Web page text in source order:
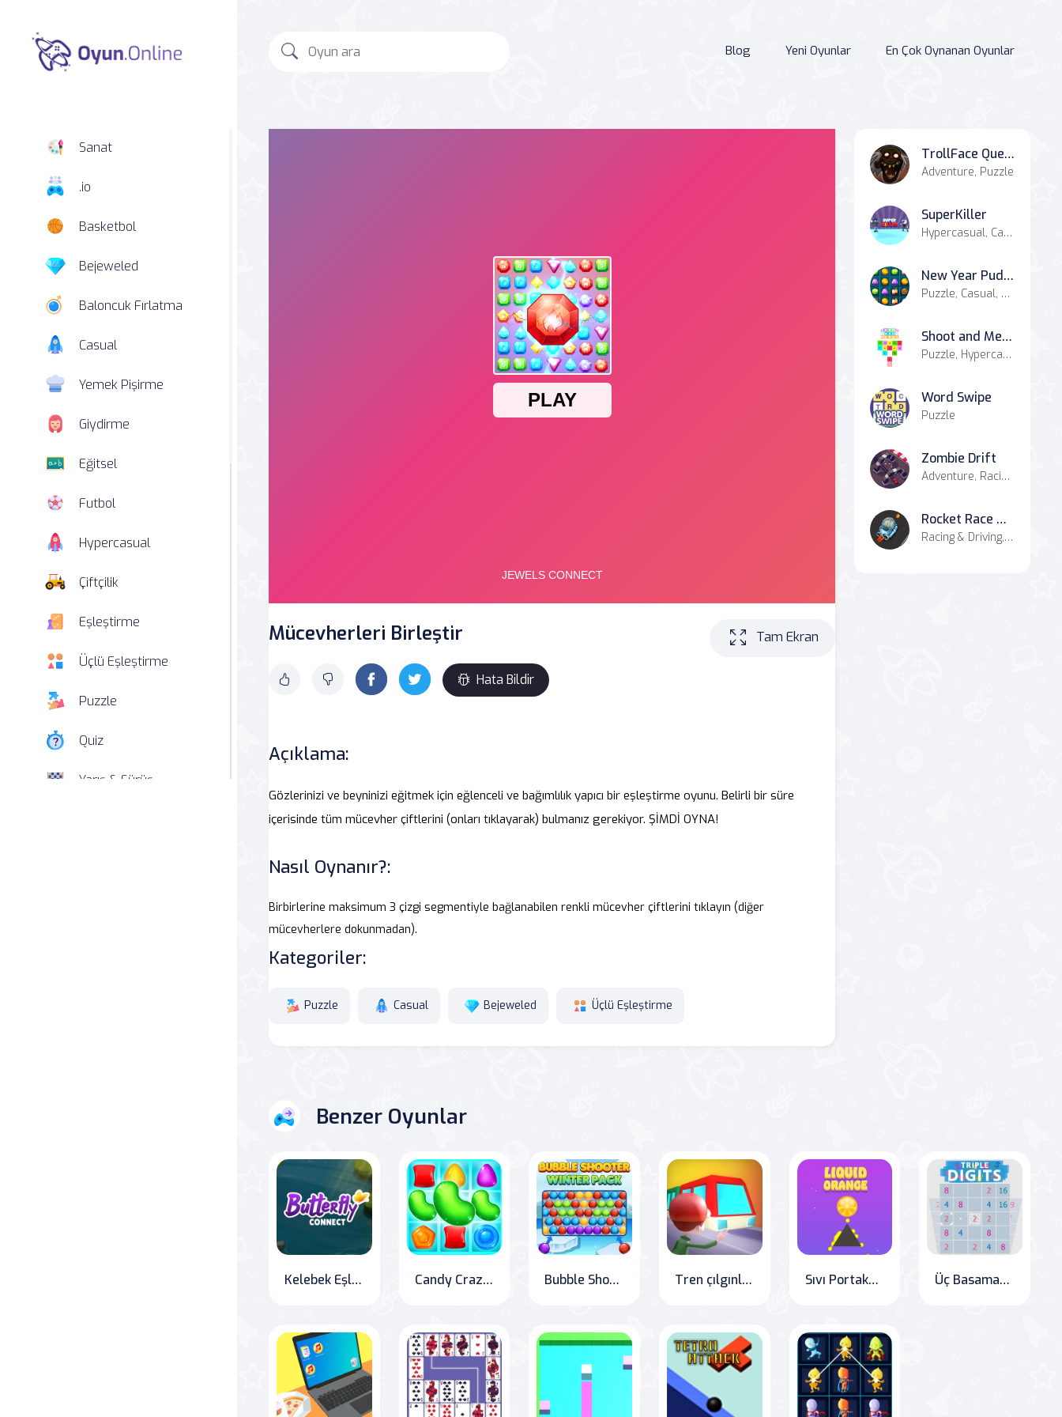
Sanat
.io
Basketbol
Bejeweled
Baloncuk Fırlatma
Casual
Yemek Pişirme
Giydirme
Eğitsel
Futbol
Hypercasual
Çiftçilik
Eşleştirme
Üçlü Eşleştirme
Puzzle
Quiz
Yarış & Sürüş
Blog Yeni Oyunlar En Çok Oynanan Oyunlar
Mücevherleri Birleştir
Hata Bildir
Tam Ekran
Açıklama:
Gözlerinizi ve beyninizi eğitmek için eğlenceli ve bağımlılık yapıcı bir eşleştirme oyunu. Belirli bir süre
içerisinde tüm mücevher çiftlerini (onları tıklayarak) bulmanız gerekiyor. ŞİMDİ OYNA!
Nasıl Oynanır?:
Birbirlerine maksimum 3 çizgi segmentiyle bağlanabilen renkli mücevher çiftlerini tıklayın (diğer
mücevherlere dokunmadan).
Kategoriler:
Puzzle Casual Bejeweled Üçlü Eşleştirme
TrollFace Quest: Horror 3
Adventure, Puzzle
SuperKiller
Hypercasual, Casual
New Year Puddings Match
Puzzle, Casual, Match-3
Shoot and Merge the numbers
Puzzle, Hypercasual, Board, Casual
Word Swipe
Puzzle
Zombie Drift
Adventure, Racing & Driving
Rocket Race Highway
Racing & Driving, Hypercasual
Benzer Oyunlar
Kelebek Eşleştirme: Bu kelebeklerin eşlenik çiftlerini bulup bir araya getirerek çeşitli kelebek türlerini tamamlayın. Bu bağlantı-2 oyunu, hızlı bir bulmaca molası veya daha uzun bir yolculuk için idealdir. Tüm kelebek türlerini keşfetmek için ormana Candy Craze: The Ultimate Match 3 Adventure Bubble Shooter Kış Paketi Tren çılgınlığı / Tren Deliliği Sıvı Portakallar Üç Basamaklı Sayılar,Renkli matematik tabanlı oyunun tadını çıkarın! Tanınmış üçlü sıra türüne dayanan bu oyun matematik oyunlarına tamamen yeni bir bakış açısı sunar. Eğlenin, becerilerinizi ve mantığınızı geliştirin!